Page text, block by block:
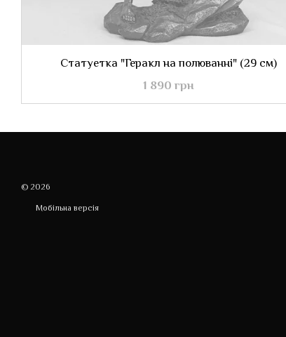
Статуетка "Геракл на полюванні" (29 см)
1 890 грн
© 2026
Мобільна версія